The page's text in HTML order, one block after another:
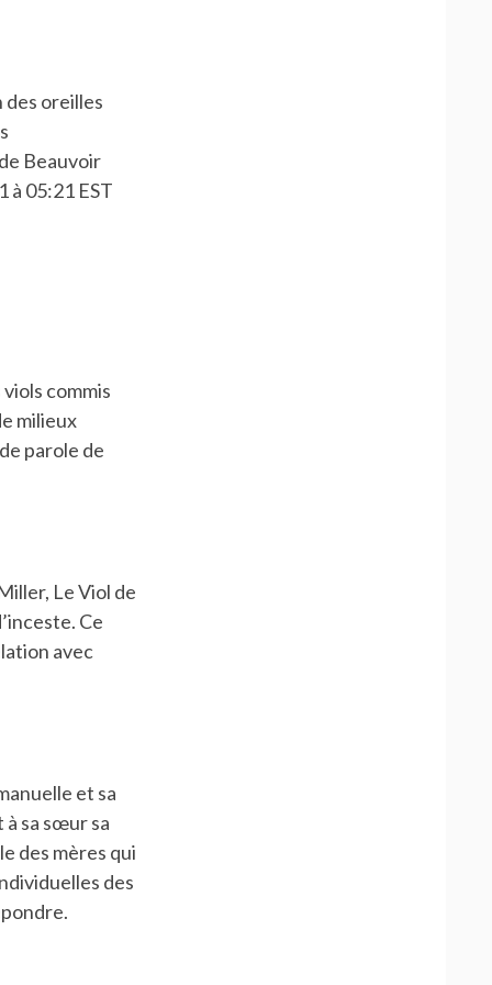
des oreilles
Beauvoir
à 05:21 EST
commis
milieux
parole de
Le Viol de
Ce
avec
et sa
sa sœur sa
des mères qui
des